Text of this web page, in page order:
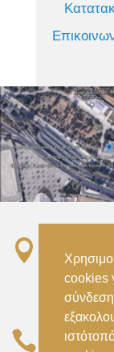

Αττικής –
Metro
Attica
 (+30) 210
cookies